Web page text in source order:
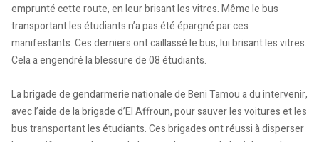
emprunté cette route, en leur brisant les vitres. Même le bus
transportant les étudiants n’a pas été épargné par ces
manifestants. Ces derniers ont caillassé le bus, lui brisant les vitres.
Cela a engendré la blessure de 08 étudiants.
La brigade de gendarmerie nationale de Beni Tamou a du intervenir,
avec l’aide de la brigade d’El Affroun, pour sauver les voitures et les
bus transportant les étudiants. Ces brigades ont réussi à disperser